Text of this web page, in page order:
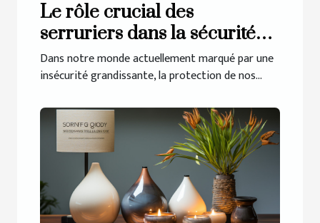
Le rôle crucial des
serruriers dans la sécurité
de nos maisons
Dans notre monde actuellement marqué par une
insécurité grandissante, la protection de nos...